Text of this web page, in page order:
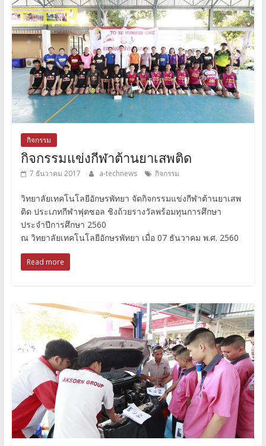
กิจกรรม
กิจกรรมแข่งกีฬาต้านยาเสพติด
7 ธันวาคม 2017 a-technews กิจกรรม
วิทยาลัยเทคโนโลยีอักษรพัทยา จัดกิจกรรมแข่งกีฬาต้านยาเสพ
ติด ประเภทกีฬาฟุตซอล ชิงถ้วยรางวัลพร้อมทุนการศึกษา
ประจำปีการศึกษา 2560
ณ วิทยาลัยเทคโนโลยีอักษรพัทยา เมื่อ 07 ธันวาคม พ.ศ. 2560
Read more